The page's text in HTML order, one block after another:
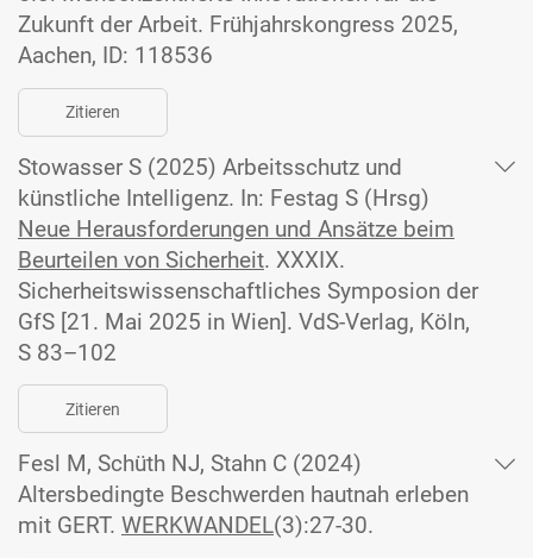
Zukunft der Arbeit. Frühjahrskongress 2025,
Aachen, ID: 118536
Zitieren
Stowasser S (2025) Arbeitsschutz und
künstliche Intelligenz. In: Festag S (Hrsg)
Neue Herausforderungen und Ansätze beim
Beurteilen von Sicherheit. XXXIX.
Sicherheitswissenschaftliches Symposion der
GfS [21. Mai 2025 in Wien]. VdS-Verlag, Köln,
S 83–102
Zitieren
Fesl M, Schüth NJ, Stahn C (2024)
Altersbedingte Beschwerden hautnah erleben
mit GERT. WERKWANDEL(3):27-30.